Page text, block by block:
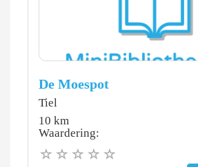
De Moespot
Tiel
10 km
Waardering: